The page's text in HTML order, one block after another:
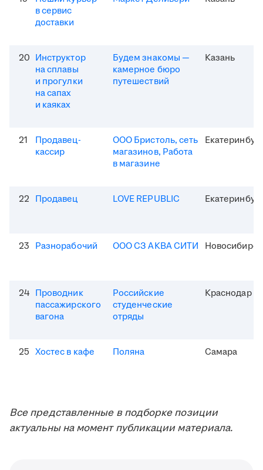
в сервис
доставки
20 Инструктор
на сплавы
и прогулки
на сапах
и каяках
Будем знакомы —
камерное бюро
путешествий
Казань
21
Продавец-
кассир
ООО Бристоль, сеть
магазинов, Работа
в магазине
22 Продавец LOVE REPUBLIC
23 Разнорабочий ООО СЗ АКВА СИТИ Новосибирск
24 Проводник
пассажирского
вагона
Российские
студенческие
отряды
Краснодар
25 Хостес в кафе Поляна Самара
Все представленные в подборке позиции
актуальны на момент публикации материала.